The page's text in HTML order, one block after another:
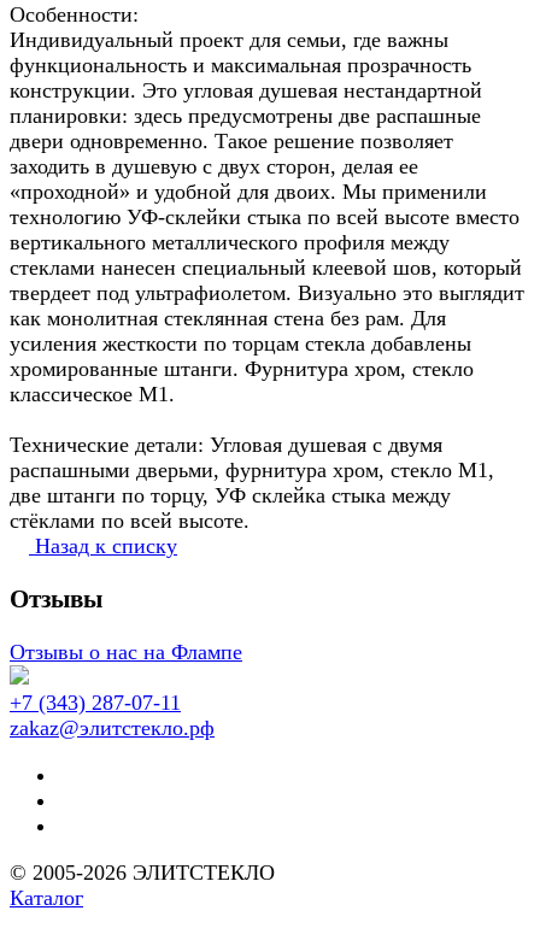
Особенности:
Индивидуальный проект для семьи, где важны
функциональность и максимальная прозрачность
конструкции. Это угловая душевая нестандартной
планировки: здесь предусмотрены две распашные
двери одновременно. Такое решение позволяет
заходить в душевую с двух сторон, делая ее
«проходной» и удобной для двоих. Мы применили
технологию УФ-склейки стыка по всей высоте вместо
вертикального металлического профиля между
стеклами нанесен специальный клеевой шов, который
твердеет под ультрафиолетом. Визуально это выглядит
как монолитная стеклянная стена без рам. Для
усиления жесткости по торцам стекла добавлены
хромированные штанги. Фурнитура хром, стекло
классическое М1.
Технические детали: Угловая душевая с двумя
распашными дверьми, фурнитура хром, стекло М1,
две штанги по торцу, УФ склейка стыка между
стёклами по всей высоте.
Назад к списку
Отзывы
Отзывы о нас на Флампе
+7 (343) 287-07-11
zakaz@элитстекло.рф
© 2005-2026 ЭЛИТСТЕКЛО
Каталог